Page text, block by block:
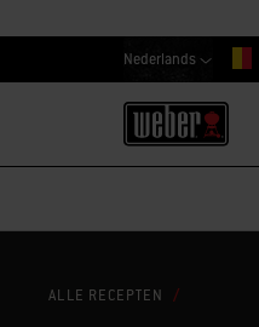
Nederlands
ALLE RECEPTEN